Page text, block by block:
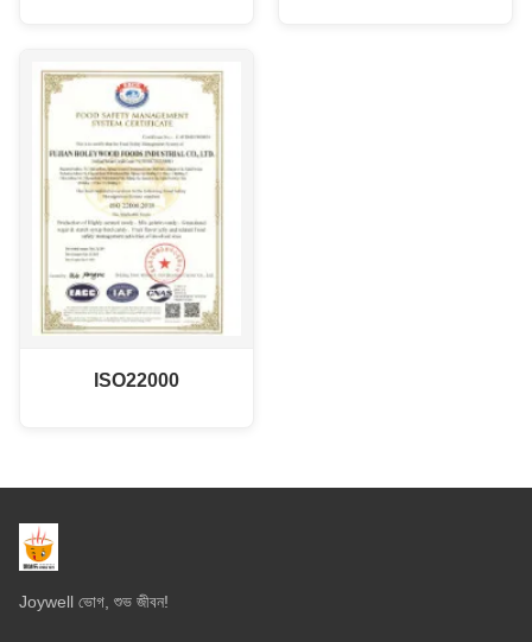
ISO22000
Joywell ভোগ, শুভ জীবন!